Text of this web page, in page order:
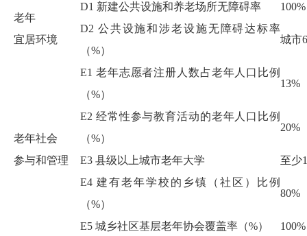
老年
宜居环境
D1 新建公共设施和养老场所无障碍率 100%
D2 公共设施和涉老设施无障碍达标率
（%）
城市
老年社会
参与和管理
E1 老年志愿者注册人数占老年人口比例
（%）
13%
E2 经常性参与教育活动的老年人口比例
（%）
20%
E3 县级以上城市老年大学 至少1
E4 建有老年学校的乡镇（社区）比例
（%）
80%
E5 城乡社区基层老年协会覆盖率 （%） 100%